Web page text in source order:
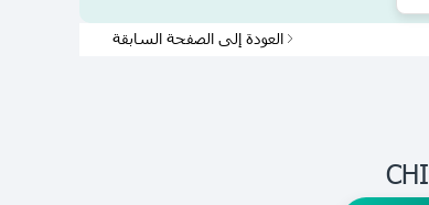
العودة إلى الصفحة السابقة